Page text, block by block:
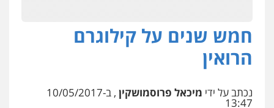
חמש שנים על קילוגרם
הרואין
נכתב על ידי מיכאל פרוסמושקין , ב-10/05/2017
13:47